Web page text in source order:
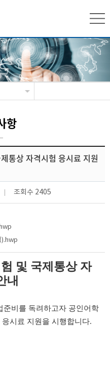
항
통상 자격시험 응시료 지원
조회수 2405
).hwp
및 국제통상 자
내
준비를 독려하고자 공인어학
시료 지원을 시행합니다.